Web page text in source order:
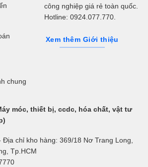
chung
công nghiệp giá rẻ toàn quốc.
Hotline: 0924.077.770.
Xem thêm Giới thiệu
móc, thiết bị, ccdc, hóa chất, vật tư
chỉ kho hàng: 369/18 Nơ Trang Long,
Tp.HCM